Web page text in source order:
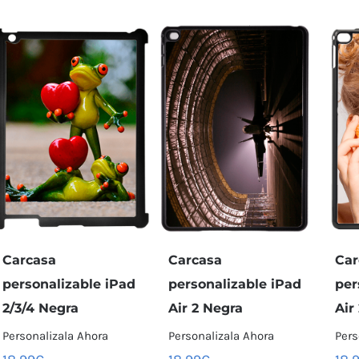
Carcasa
personalizable iPad
2/3/4 Negra
Personalizala Ahora
Carcasa
personalizable iPad
Air 2 Negra
Personalizala Ahora
Air